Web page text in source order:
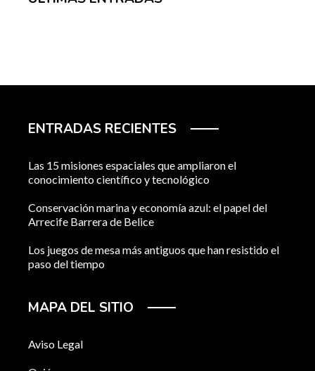
ENTRADAS RECIENTES
Las 15 misiones espaciales que ampliaron el
conocimiento científico y tecnológico
Conservación marina y economía azul: el papel del
Arrecife Barrera de Belice
Los juegos de mesa más antiguos que han resistido el
paso del tiempo
MAPA DEL SITIO
Aviso Legal